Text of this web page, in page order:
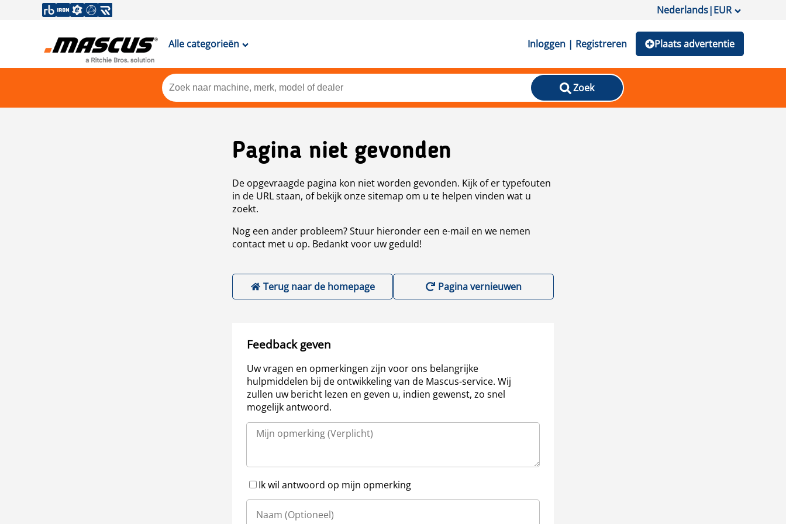
Nederlands|EUR
Alle categorieën Inloggen | Registreren Plaats advertentie
Zoek
Pagina niet gevonden
De opgevraagde pagina kon niet worden gevonden. Kijk of er typefouten
in de URL staan, of bekijk onze sitemap om u te helpen vinden wat u
zoekt.
Nog een ander probleem? Stuur hieronder een e-mail en we nemen
contact met u op. Bedankt voor uw geduld!
Terug naar de homepage Pagina vernieuwen
Feedback geven
Uw vragen en opmerkingen zijn voor ons belangrijke
hulpmiddelen bij de ontwikkeling van de Mascus-service. Wij
zullen uw bericht lezen en geven u, indien gewenst, zo snel
mogelijk antwoord.
Ik wil antwoord op mijn opmerking